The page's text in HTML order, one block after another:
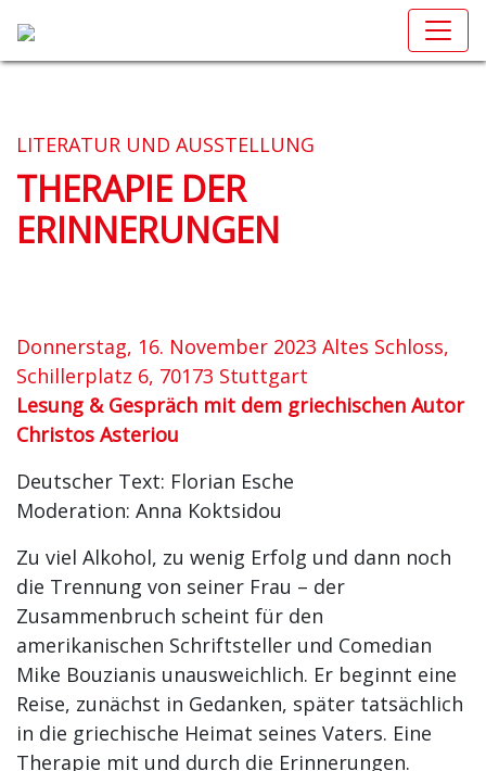
LITERATUR UND AUSSTELLUNG
THERAPIE DER
ERINNERUNGEN
Donnerstag, 16. November 2023 Altes Schloss,
Schillerplatz 6, 70173 Stuttgart
Lesung & Gespräch mit dem griechischen Autor
Christos Asteriou
Deutscher Text: Florian Esche
Moderation: Anna Koktsidou
Zu viel Alkohol, zu wenig Erfolg und dann noch
die Trennung von seiner Frau – der
Zusammenbruch scheint für den
amerikanischen Schriftsteller und Comedian
Mike Bouzianis unausweichlich. Er beginnt eine
Reise, zunächst in Gedanken, später tatsächlich
in die griechische Heimat seines Vaters. Eine
Therapie mit und durch die Erinnerungen.